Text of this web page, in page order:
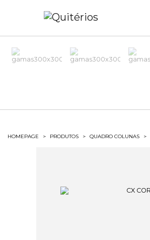
HOMEPAGE > PRODUTOS > QUADRO COLUNAS >